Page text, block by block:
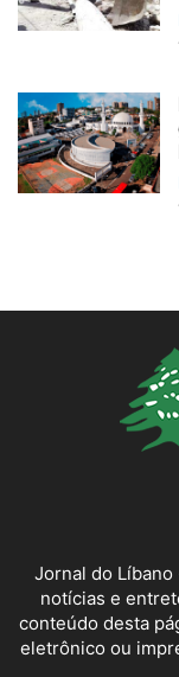
Jornal do
notícias e
conteúdo desta
eletrônico ou